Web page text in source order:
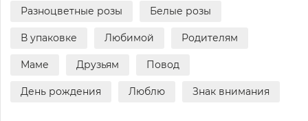
Разноцветные розы Белые розы
В упаковке Любимой Родителям
Маме Друзьям Повод
День рождения Люблю Знак внимания